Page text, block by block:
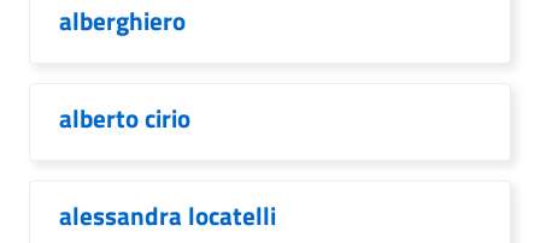
alberghiero
alberto cirio
alessandra locatelli